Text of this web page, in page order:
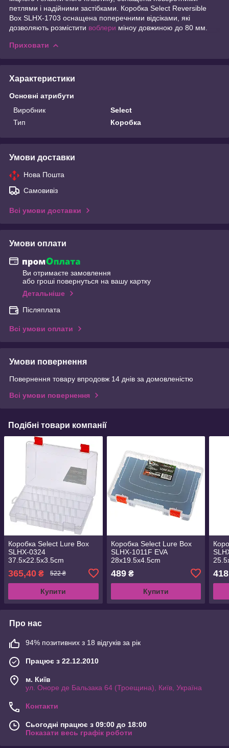
петлями і надійними застібками. Коробка Select Reversible
Box SLHX-1703 оснащена поперечними відсіками, які
дозволяють розмістити воблери міноу довжиною до 80 мм.
Приховати
Характеристики
Основні атрибути
Виробник
Select
Тип
Коробка
Умови доставки
Нова Пошта
Самовивіз
Всі умови доставки
Умови оплати
Ви отримаєте замовлення
або гроші повернуться на вашу картку
Детальніше
Післяплата
Всі умови оплати
Умови повернення
Повернення товару впродовж 14 днів за домовленістю
Всі умови повернення
Подібні товари компанії
Коробка Select Lure Box
SLHX-0324
37.5х22.5х3.5cm
365,40 ₴ 522 ₴
Купити
Коробка Select Lure Box
SLHX-1011F EVA
28х19.5х4.5cm
489₴
Купити
418
Про нас
94% позитивних з 18 відгуків за рік
Працює з 22.12.2010
м. Київ
ул. Оноре де Бальзака 64 (Троещина), Київ, Україна
Контакти
Сьогодні працює з 09:00 до 18:00
Показати весь графік роботи